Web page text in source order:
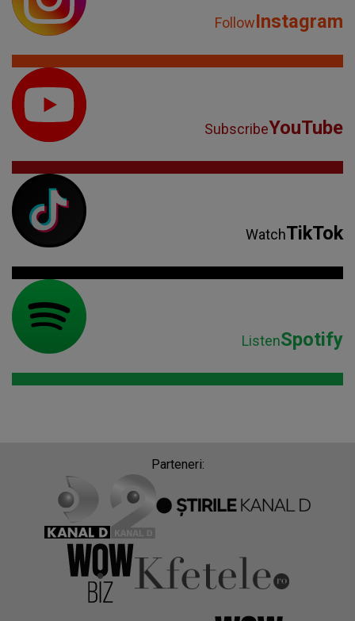
FollowInstagram
SubscribeYouTube
WatchTikTok
ListenSpotify
Parteneri: